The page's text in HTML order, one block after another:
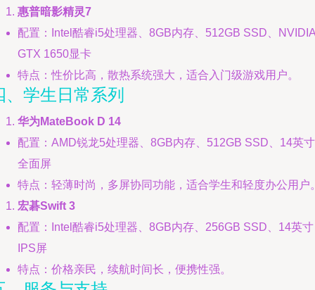
惠普暗影精灵7
配置：Intel酷睿i5处理器、8GB内存、512GB SSD、NVIDIA
GTX 1650显卡
特点：性价比高，散热系统强大，适合入门级游戏用户。
、学生日常系列
华为MateBook D 14
配置：AMD锐龙5处理器、8GB内存、512GB SSD、14英寸
全面屏
特点：轻薄时尚，多屏协同功能，适合学生和轻度办公用户
宏碁Swift 3
配置：Intel酷睿i5处理器、8GB内存、256GB SSD、14英寸
IPS屏
特点：价格亲民，续航时间长，便携性强。